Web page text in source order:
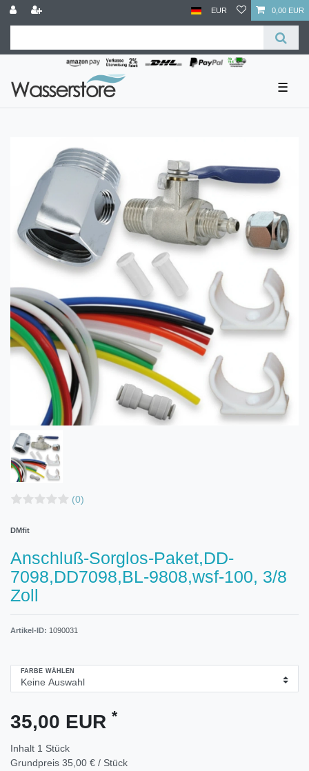
EUR 0,00 EUR
☰
(0)
DMfit
Anschluß-Sorglos-Paket,DD-
7098,DD7098,BL-9808,wsf-100, 3/8
Zoll
Artikel-ID: 1090031
FARBE WÄHLEN
35,00 EUR *
Inhalt 1 Stück
Grundpreis 35,00 € / Stück